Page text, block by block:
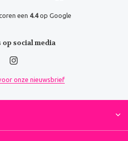
een 4.4op Google
op social media
onze nieuwsbrief